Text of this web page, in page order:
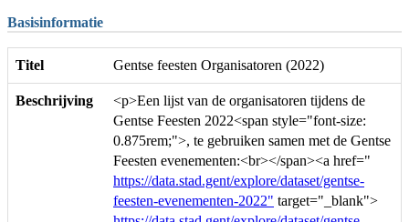
Basisinformatie
Titel Gentse feesten Organisatoren (2022)
Beschrijving
<p>Een lijst van de organisatoren tijdens de
Gentse Feesten 2022<span style="font-size:
0.875rem;">, te gebruiken samen met de Gentse
Feesten evenementen:<br></span><a href="
https://data.stad.gent/explore/dataset/gentse-
feesten-evenementen-2022" target="_blank">